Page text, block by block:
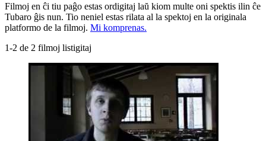
Filmoj en ĉi tiu paĝo estas ordigitaj laŭ kiom multe oni spektis ilin ĉe
Tubaro ĝis nun. Tio neniel estas rilata al la spektoj en la originala
platformo de la filmoj. Mi komprenas.
1-2 de 2 filmoj listigitaj